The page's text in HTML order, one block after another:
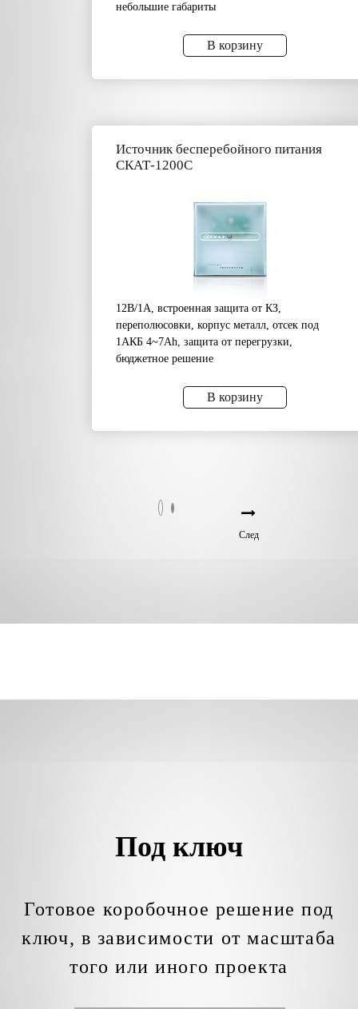
небольшие габариты
В корзину
Источник бесперебойного питания
СКАТ-1200С
12В/1А, встроенная защита от КЗ,
переполюсовки, корпус металл, отсек под
1АКБ 4~7Аh, защита от перегрузки,
бюджетное решение
В корзину
След
Под ключ
Готовое коробочное решение под
ключ, в зависимости от масштаба
того или иного проекта